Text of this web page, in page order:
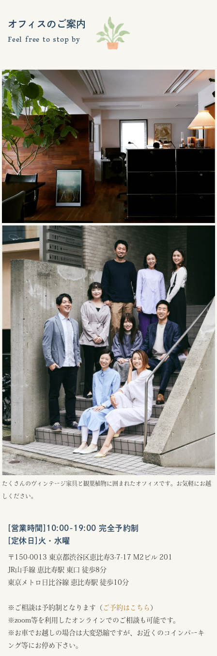
オフィスのご案内
Feel free to stop by
たくさんのヴィンテージ家具と観葉植物に囲まれたオフィスです。お気軽にお越
しください。
[営業時間]10:00-19:00 完全予約制
[定休日]火・水曜
〒150-0013 東京都渋谷区恵比寿3-7-17 M2ビル 201
JR山手線 恵比寿駅 東口 徒歩8分
東京メトロ日比谷線 恵比寿駅 徒歩10分
※ご相談は予約制となります（ ご予約はこちら ）
※zoom等を利用したオンラインでのご相談も可能です。
※お車でお越しの場合は大変恐縮ですが、お近くのコインパーキ
ング等にお停め下さい。